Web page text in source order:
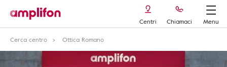
Centri Chiamaci
Menu
Cerca centro
Ottica Romano